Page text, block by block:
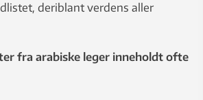
deriblant verdens aller
fra arabiske leger inneholdt ofte